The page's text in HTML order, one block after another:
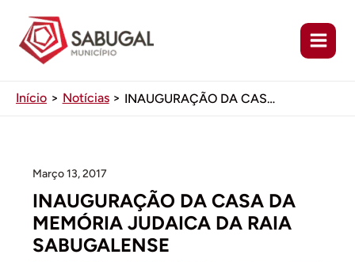
conteúdo
Início Notícias INAUGURAÇÃO DA CASA DA MEMÓRIA JUDAICA DA RAIA SABUGALENSE
Março 13, 2017
INAUGURAÇÃO DA CASA DA
MEMÓRIA JUDAICA DA RAIA
SABUGALENSE